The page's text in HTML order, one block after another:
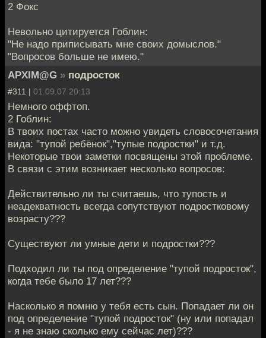
2 Фокс
Невольно цитируется Гоблин:
"Не надо приписывать мне своих домыслов."
"Вопросов больше не имею."
APXIM@G » подросток
#311 | 01.09.07 20:13
Немного оффтоп.
2 Гоблин:
В твоих постах часто можно увидеть словосочетания
вида: "тупой ребёнок","тупые подростки" и т.д.
Некоторые твои заметки посвящены этой проблеме.
В связи с этим возникает несколько вопросов:
Действительно ли ты считаешь, что тупость и
неадекватность всегда сопутствуют подростковому
возрасту???
Существуют ли умные дети и подростки???
Подходил ли ты под определение "тупой подросток",
когда тебе было 17 лет???
Насколько я помню у тебя есть сын. Попадает ли он
под определение "тупой подросток" (ну или попадал
- я не знаю сколько ему сейчас лет)???